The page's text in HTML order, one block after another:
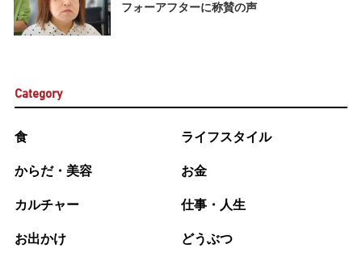
フォーアフターに称賛の声
Category
食 ライフスタイル
からだ・美容 お金
カルチャー 仕事・人生
お出かけ どうぶつ